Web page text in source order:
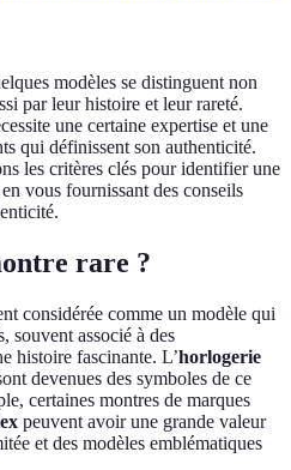
modèles se distinguent non
par leur histoire et leur rareté.
une certaine expertise et une
qui définissent son authenticité.
les critères clés pour identifier une
vous fournissant des conseils
rare ?
considérée comme un modèle qui
souvent associé à des
histoire fascinante. L’horlogerie
devenues des symboles de ce
certaines montres de marques
peuvent avoir une grande valeur
et des modèles emblématiques